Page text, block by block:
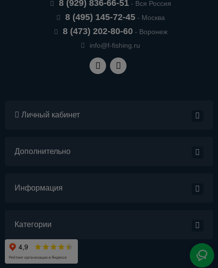
8 (929) 836-66-51- Вся Россия
8 (495) 145-72-45- Москва
8 (473) 202-80-60- Воронеж
info@f-fishing.ru
Личный кабинет
Дополнительно
Информация
Категории